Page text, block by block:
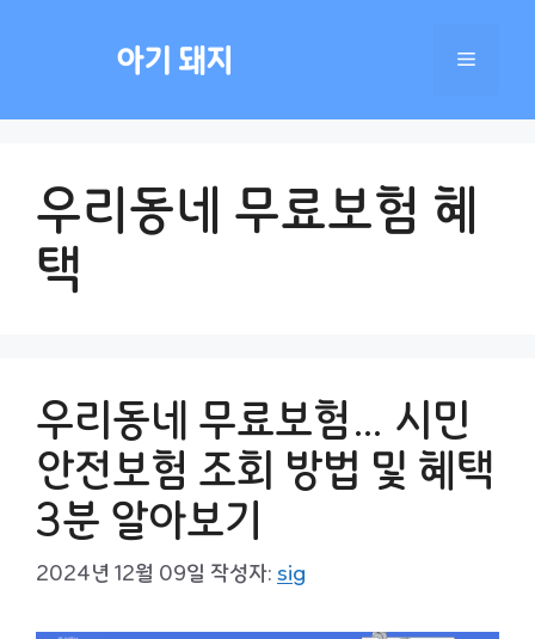
아기 돼지 메
우리동네 무료보험 혜
택
우리동네 무료보험… 시민
안전보험 조회 방법 및 혜택
3분 알아보기
2024년 12월 09일 작성자: sig